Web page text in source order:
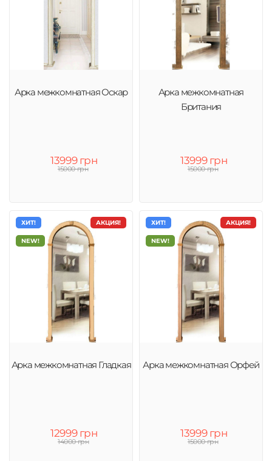
Арка межкомнатная Оскар
13999 грн
15000 грн
Арка межкомнатная
Британия
13999 грн
15000 грн
АКЦИЯ!
ХИТ!
NEW!
Арка межкомнатная Гладкая
12999 грн
14000 грн
АКЦИЯ!
ХИТ!
NEW!
Арка межкомнатная Орфей
13999 грн
15000 грн